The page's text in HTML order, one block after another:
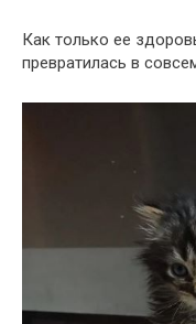
Как только ее
превратилась в